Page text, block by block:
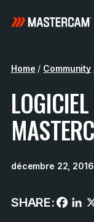
Home / Community
décembre 22, 2016
SHARE: